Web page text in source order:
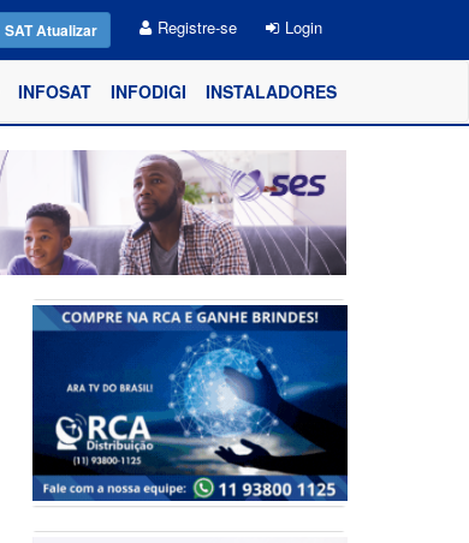
SAT Atualizar Registre-se Login
INFOSAT INFODIGI INSTALADORES